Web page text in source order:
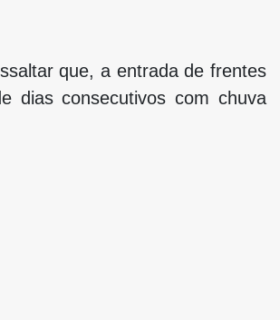
que, a entrada de frentes
dias consecutivos com chuva